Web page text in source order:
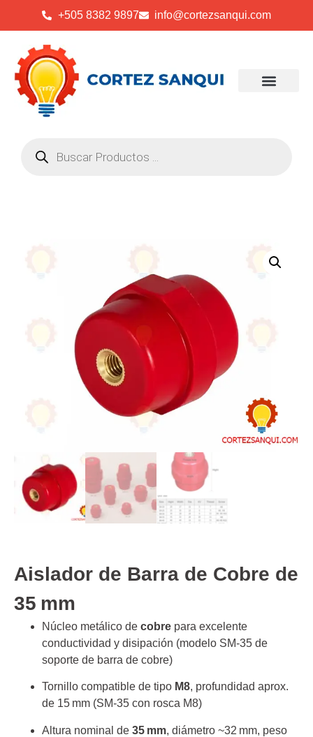
+505 8382 9897 info@cortezsanqui.com
Aislador de Barra de Cobre de
35 mm
Núcleo metálico de cobre para excelente
conductividad y disipación (modelo SM‑35 de
soporte de barra de cobre)
Tornillo compatible de tipo M8, profundidad aprox.
de 15 mm (SM‑35 con rosca M8)
Altura nominal de 35 mm, diámetro ~32 mm, peso